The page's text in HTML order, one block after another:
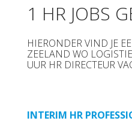
1 HR JOBS
HIERONDER VIND JE
ZEELAND WO
UUR HR DIRECTEUR
INTERIM HR